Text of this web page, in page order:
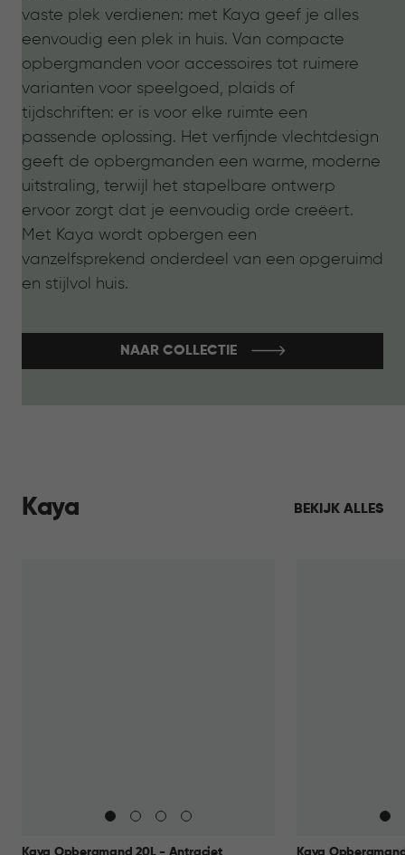
vaste plek verdienen: met Kaya geef je alles
eenvoudig een plek in huis. Van compacte
opbergmanden voor accessoires tot ruimere
varianten voor speelgoed, plaids of
tijdschriften: er is voor elke ruimte een
passende oplossing. Het verfijnde vlechtdesign
geeft de opbergmanden een warme, moderne
uitstraling, terwijl het stapelbare ontwerp
ervoor zorgt dat je eenvoudig orde creëert.
Met Kaya wordt opbergen een
vanzelfsprekend onderdeel van een opgeruimd
en stijlvol huis.
NAAR COLLECTIE
Kaya BEKIJK ALLES
Kaya Opbergmand 20L - Antraciet Kaya